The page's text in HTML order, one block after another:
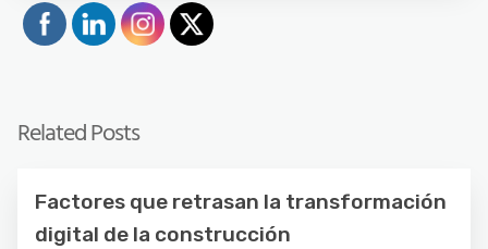
Related Posts
Factores que retrasan la transformación
digital de la construcción